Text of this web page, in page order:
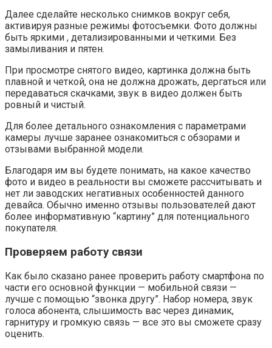
Далее сделайте несколько снимков вокруг себя,
активируя разные режимы фотосъемки. Фото должны
быть яркими , детализированными и четкими. Без
замыливания и пятен.
При просмотре снятого видео, картинка должна быть
плавной и четкой, она не должна дрожать, дергаться или
передаваться скачками, звук в видео должен быть
ровный и чистый.
Для более детального ознакомления с параметрами
камеры лучше заранее ознакомиться с обзорами и
отзывами выбранной модели.
Благодаря им вы будете понимать, на какое качество
фото и видео в реальности вы сможете рассчитывать и
нет ли заводских негативных особенностей данного
девайса. Обычно именно отзывы пользователей дают
более информативную “картину” для потенциального
покупателя.
Проверяем работу связи
Как было сказано ранее проверить работу смартфона по
части его основной функции — мобильной связи —
лучше с помощью “звонка другу”. Набор номера, звук
голоса абонента, слышимость вас через динамик,
гарнитуру и громкую связь — все это вы сможете сразу
оценить.